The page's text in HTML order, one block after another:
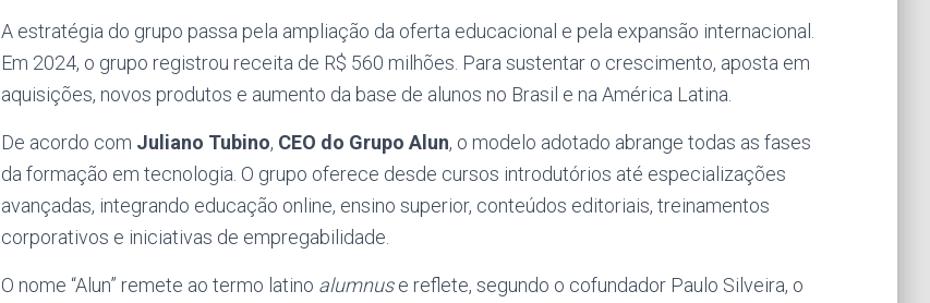
A estratégia do grupo passa pela ampliação da oferta educacional e pela expansão internacional.
Em 2024, o grupo registrou receita de R$ 560 milhões. Para sustentar o crescimento, aposta em
aquisições, novos produtos e aumento da base de alunos no Brasil e na América Latina.
De acordo com Juliano Tubino, CEO do Grupo Alun, o modelo adotado abrange todas as fases
da formação em tecnologia. O grupo oferece desde cursos introdutórios até especializações
avançadas, integrando educação online, ensino superior, conteúdos editoriais, treinamentos
corporativos e iniciativas de empregabilidade.
O nome “Alun” remete ao termo latino alumnuse reflete, segundo o cofundador Paulo Silveira, o